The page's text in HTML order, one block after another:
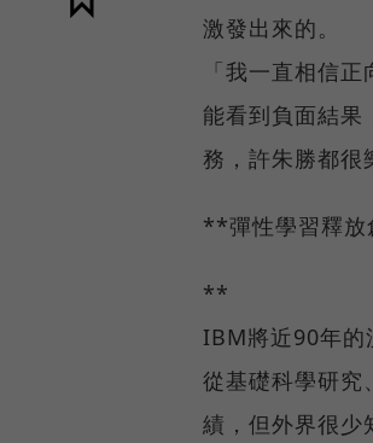
激發出來的。
「我一直相信
能看到負面結果
務，許朱勝都很
**彈性學習釋放
**
IBM將近90年的
從基礎科學研究
績，但外界很少